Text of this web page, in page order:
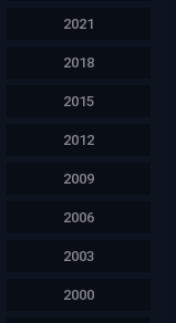
2021
2018
2015
2012
2009
2006
2003
2000